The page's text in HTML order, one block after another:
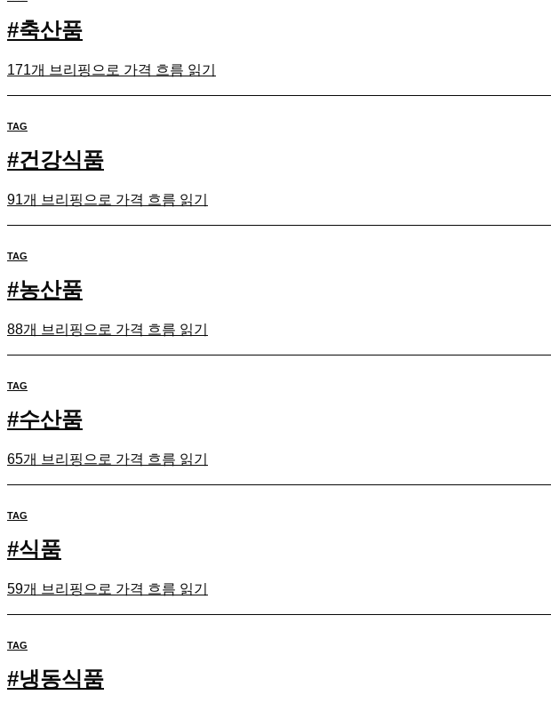
#축산품
171개 브리핑으로 가격 흐름 읽기
TAG
#건강식품
91개 브리핑으로 가격 흐름 읽기
TAG
#농산품
88개 브리핑으로 가격 흐름 읽기
TAG
#수산품
65개 브리핑으로 가격 흐름 읽기
TAG
#식품
59개 브리핑으로 가격 흐름 읽기
TAG
#냉동식품